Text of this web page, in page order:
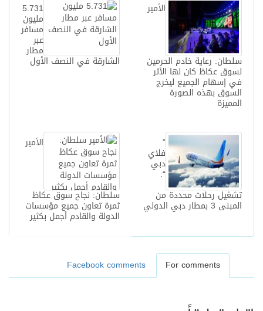
5.731
مليون
مسافر
عبر
مطار
الشارقة في النصف الأول
الأمير
سلطان: رعاية خادم الحرمين
لسوق عكاظ كان لها الأثر
في إسهام الجميع ليخرج
السوق بهذه الصورة
المميزة
الأمير
سلطان: نجاح سوق عكاظ
ثمرة تعاون جميع مؤسسات
الدولة والقادم أجمل بكثير
”
فلاي
دبي
“:
تشغيل رحلات محددة من
المبنى 3 بمطار دبي الدولي
For comments
Facebook comments